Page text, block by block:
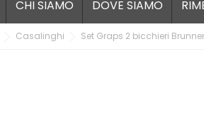
CHI SIAMO DOVE SIAMO
Casalinghi Set Graps 2 bicchieri